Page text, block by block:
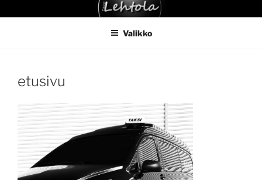
sisältöönTAKSI LEHTOLA
Valikko
etusivu